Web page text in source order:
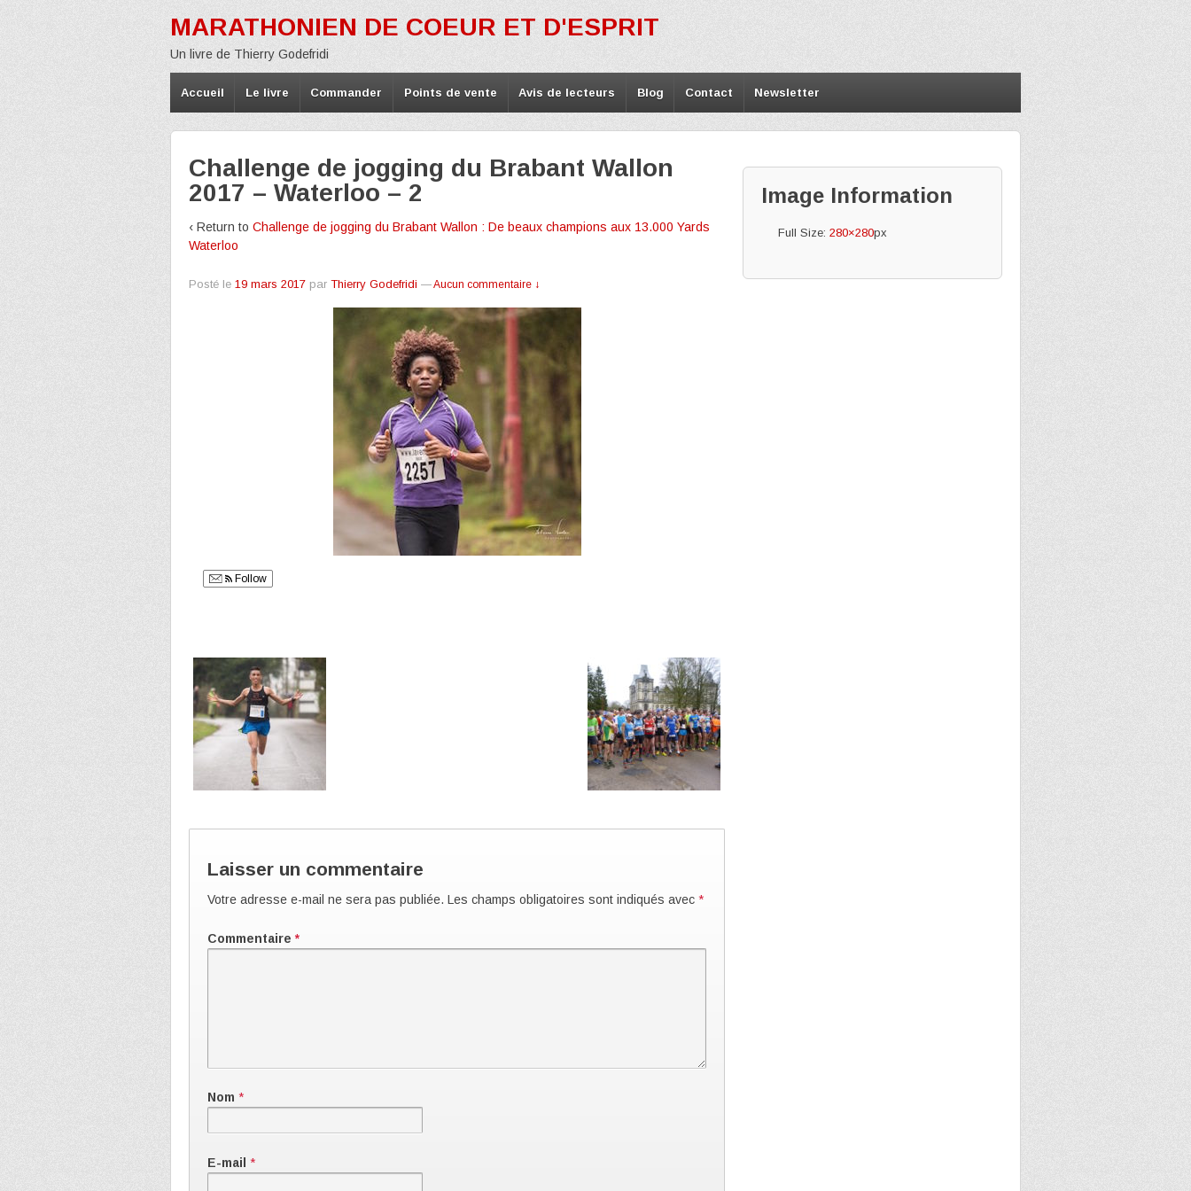
MARATHONIEN DE COEUR ET D'ESPRIT
Un livre de Thierry Godefridi
Accueil Le livre Commander Points de vente Avis de lecteurs Blog Contact Newsletter
Challenge de jogging du Brabant Wallon
2017 – Waterloo – 2
‹ Return to Challenge de jogging du Brabant Wallon : De beaux champions aux 13.000 Yards
Waterloo
Posté le 19 mars 2017 par Thierry Godefridi —Aucun commentaire ↓
Follow
Laisser un commentaire
Votre adresse e-mail ne sera pas publiée. Les champs obligatoires sont indiqués avec *
Commentaire *
Nom *
E-mail *
Image Information
Full Size:280×280px